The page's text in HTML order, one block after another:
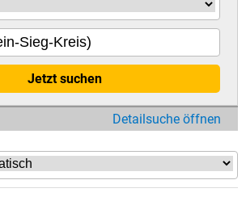
Jetzt suchen
Detailsuche öffnen